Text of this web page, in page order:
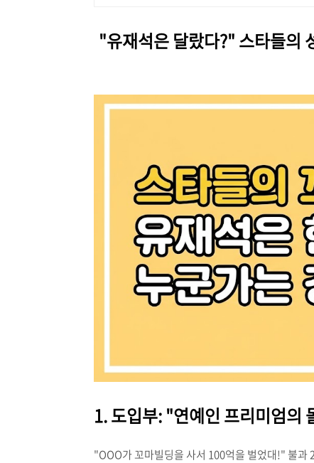
"유재석은 달랐다?" 스타들의
1. 도입부: "연예인 프리미엄의
"OOO가 꼬마빌딩을 사서 100억을 벌었대!" 불과